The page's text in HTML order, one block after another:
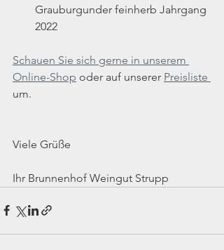
Grauburgunder feinherb Jahrgang
2022
Schauen Sie sich gerne in unserem
Online-Shop oder auf unserer Preisliste
um.
Viele Grüße
​​Ihr Brunnenhof Weingut Strupp